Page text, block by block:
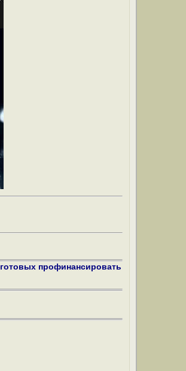
готовых профинансировать